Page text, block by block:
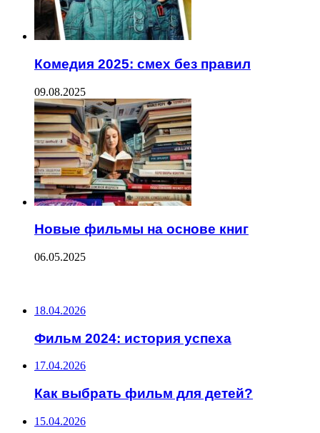
Комедия 2025: смех без правил
09.08.2025
Новые фильмы на основе книг
06.05.2025
18.04.2026
Фильм 2024: история успеха
17.04.2026
Как выбрать фильм для детей?
15.04.2026